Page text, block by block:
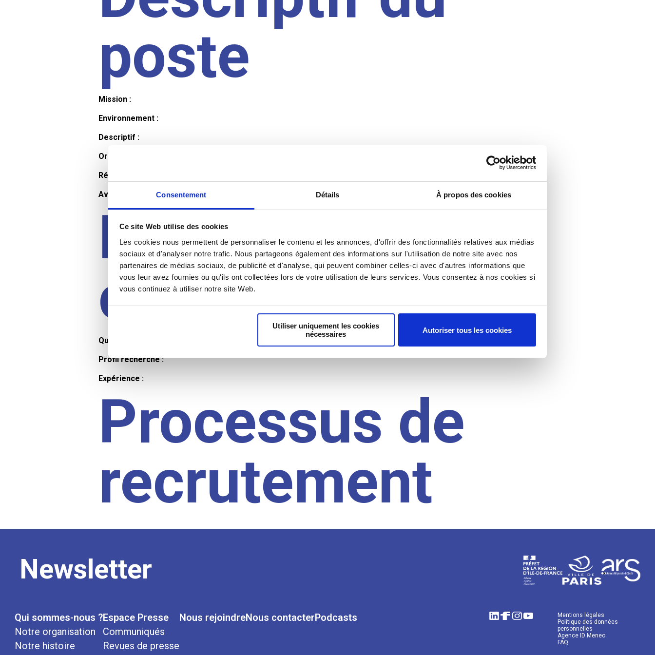
Consentement Détails À propos des cookies
Ce site Web utilise des cookies
Les cookies nous permettent de personnaliser le contenu et les annonces, d'offrir des fonctionnalités relatives aux médias
sociaux et d'analyser notre trafic. Nous partageons également des informations sur l'utilisation de notre site avec nos
partenaires de médias sociaux, de publicité et d'analyse, qui peuvent combiner celles-ci avec d'autres informations que
vous leur avez fournies ou qu'ils ont collectées lors de votre utilisation de leurs services. Vous consentez à nos cookies si
vous continuez à utiliser notre site Web.
Utiliser uniquement les cookies
nécessaires
Autoriser tous les cookies
poste
Mission :
Environnement :
Descriptif :
Organisation et horaires :
Rémunération :
Avantages :
Profil du
candidat
Qualifications et diplômes :
Profil recherché :
Expérience :
Processus de
recrutement
Newsletter
Qui sommes-nous ?
Notre organisation
Notre histoire
Espace Presse
Communiqués
Revues de presse
Nous rejoindreNous contacterPodcasts
Mentions légales
Politique des données
personnelles
Agence ID Meneo
FAQ